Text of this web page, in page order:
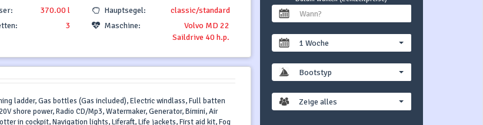
370.00 l
3
Hauptsegel:
classic/standard
Maschine:
Volvo MD 22
Saildrive 40 h.p.
ladder, Gas bottles (Gas included), Electric windlass, Full batten
shore power, Radio CD/Mp3, Watermaker, Generator, Bimini, Air
in cockpit, Navigation lights, Liferaft, Life jackets, First aid kit, Fog
1 Woche
Bootstyp
Zeige alles